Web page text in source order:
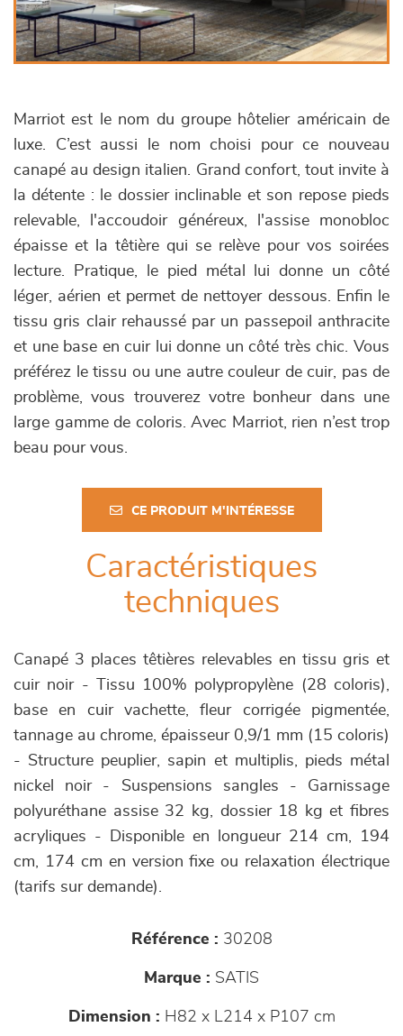
Marriot est le nom du groupe hôtelier américain de
luxe. C’est aussi le nom choisi pour ce nouveau
canapé au design italien. Grand confort, tout invite à
la détente : le dossier inclinable et son repose pieds
relevable, l'accoudoir généreux, l'assise monobloc
épaisse et la têtière qui se relève pour vos soirées
lecture. Pratique, le pied métal lui donne un côté
léger, aérien et permet de nettoyer dessous. Enfin le
tissu gris clair rehaussé par un passepoil anthracite
et une base en cuir lui donne un côté très chic. Vous
préférez le tissu ou une autre couleur de cuir, pas de
problème, vous trouverez votre bonheur dans une
large gamme de coloris. Avec Marriot, rien n’est trop
beau pour vous.
CE PRODUIT M'INTÉRESSE
Caractéristiques
techniques
Canapé 3 places têtières relevables en tissu gris et
cuir noir - Tissu 100% polypropylène (28 coloris),
base en cuir vachette, fleur corrigée pigmentée,
tannage au chrome, épaisseur 0,9/1 mm (15 coloris)
- Structure peuplier, sapin et multiplis, pieds métal
nickel noir - Suspensions sangles - Garnissage
polyuréthane assise 32 kg, dossier 18 kg et fibres
acryliques - Disponible en longueur 214 cm, 194
cm, 174 cm en version fixe ou relaxation électrique
(tarifs sur demande).
Référence : 30208
Marque : SATIS
Dimension : H82 x L214 x P107 cm